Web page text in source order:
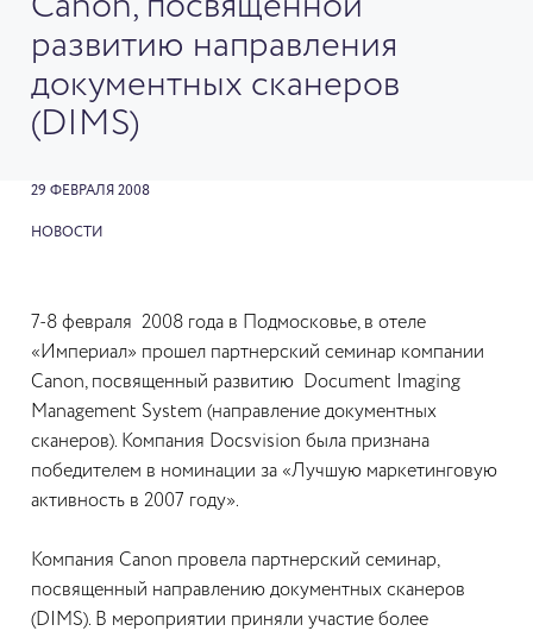
Canon, посвященной
развитию направления
документных сканеров
(DIMS)
29 ФЕВРАЛЯ 2008
НОВОСТИ
7-8 февраля 2008 года в Подмосковье, в отеле
«Империал» прошел партнерский семинар компании
Canon, посвященный развитию Document Imaging
Management System (направление документных
сканеров). Компания Docsvision была признана
победителем в номинации за «Лучшую маркетинговую
активность в 2007 году».
Компания Canon провела партнерский семинар,
посвященный направлению документных сканеров
(DIMS). В мероприятии приняли участие более